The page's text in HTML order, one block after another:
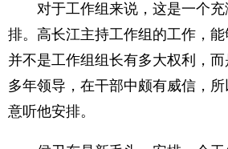
对于工作组来说，这是一个充
排。高长江主持工作组的工作，能
并不是工作组组长有多大权利，
多年领导，在干部中颇有威信，
意听他安排。